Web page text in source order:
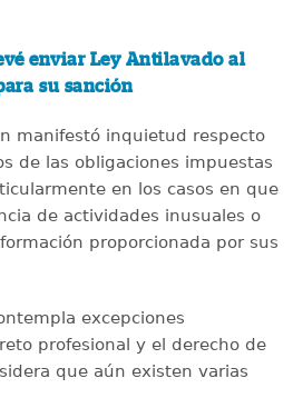
enviar Ley Antilavado al
su sanción
manifestó inquietud respecto
de las obligaciones impuestas
en los casos en que
de actividades inusuales o
proporcionada por sus
excepciones
profesional y el derecho de
que aún existen varias